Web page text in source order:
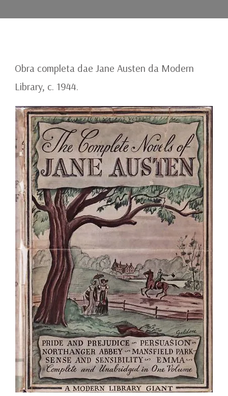
OBRA
AUSTEN
Obra completa dae Jane Austen da Modern
Library, c. 1944.